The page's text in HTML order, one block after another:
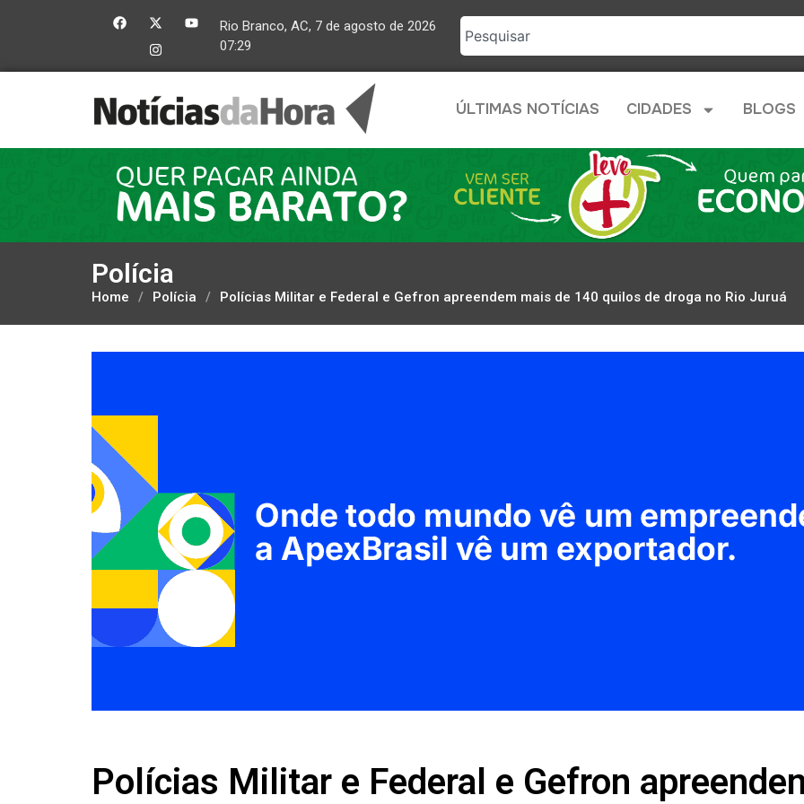
Rio Branco, AC, 7 de agosto de 2026
07:29
ÚLTIMAS NOTÍCIAS CIDADES BLOGS
Polícia
Home / Polícia / Polícias Militar e Federal e Gefron apreendem mais de 140 quilos de droga no Rio Juruá
Polícias Militar e Federal e Gefron